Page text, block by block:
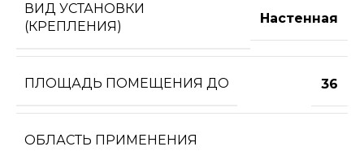
ВИД УСТАНОВКИ
(КРЕПЛЕНИЯ)
Настенная
ПЛОЩАДЬ ПОМЕЩЕНИЯ ДО 36
ОБЛАСТЬ ПРИМЕНЕНИЯ